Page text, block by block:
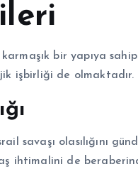
bir yapıya
işbirliği de olmaktadır.
savaşı olasılığını
ihtimalini de